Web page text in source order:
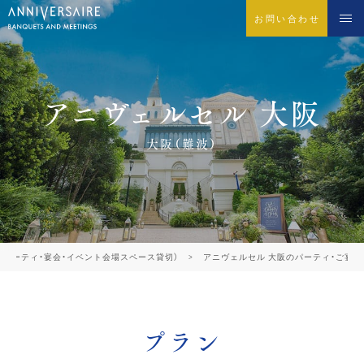
お問い合わせ
アニヴェルセル 大阪
大阪（難波）
ーティ・宴会・イベント会場スペース貸切） アニヴェルセル 大阪のパーティ・ご宴
プラン